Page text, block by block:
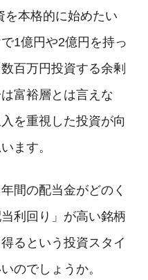
を本格的に始めたい
1億円や2億円を持っ
百万円投資する余剰
富裕層とは言えな
を重視した投資が向
ます。
間の配当金がどのく
利回り」が高い銘柄
るという投資スタイ
のでしょうか。